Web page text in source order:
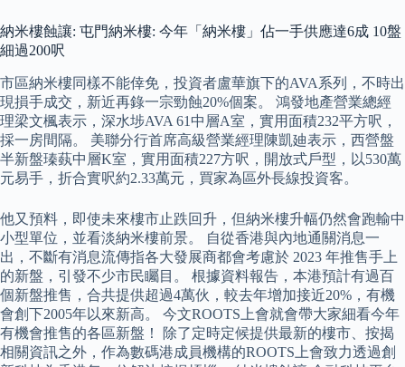
納米樓蝕讓: 屯門納米樓: 今年「納米樓」佔一手供應達6成 10盤
細過200呎
市區納米樓同樣不能倖免，投資者盧華旗下的AVA系列，不時出
現損手成交，新近再錄一宗勁蝕20%個案。 鴻發地產營業總經
理梁文楓表示，深水埗AVA 61中層A室，實用面積232平方呎，
採一房間隔。 美聯分行首席高級營業經理陳凱廸表示，西營盤
半新盤瑧蓺中層K室，實用面積227方呎，開放式戶型，以530萬
元易手，折合實呎約2.33萬元，買家為區外長線投資客。
他又預料，即使未來樓市止跌回升，但納米樓升幅仍然會跑輸中
小型單位，並看淡納米樓前景。 自從香港與內地通關消息一
出，不斷有消息流傳指各大發展商都會考慮於 2023 年推售手上
的新盤，引發不少市民矚目。 根據資料報告，本港預計有過百
個新盤推售，合共提供超過4萬伙，較去年增加接近20%，有機
會創下2005年以來新高。 今文ROOTS上會就會帶大家細看今年
有機會推售的各區新盤！ 除了定時定候提供最新的樓市、按揭
相關資訊之外，作為數碼港成員機構的ROOTS上會致力透過創